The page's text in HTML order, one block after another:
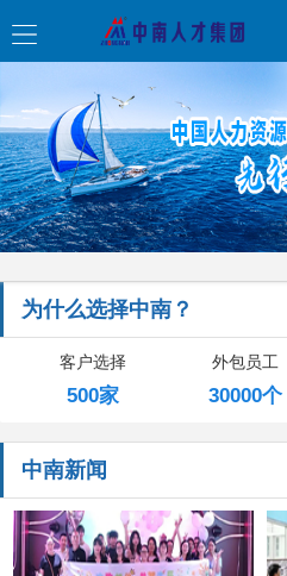
为什么选择中南？
客户选择
500家
外包员工
30000个
中南新闻